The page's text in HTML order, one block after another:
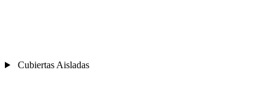
Cubiertas Aisladas